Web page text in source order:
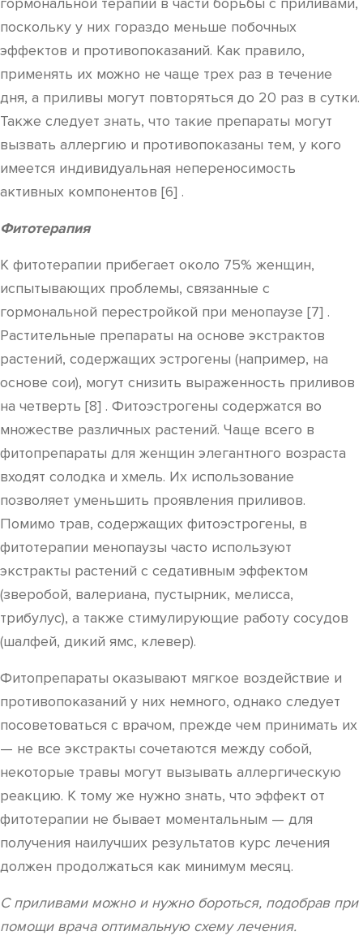
поскольку у них гораздо меньше побочных
эффектов и противопоказаний. Как правило,
применять их можно не чаще трех раз в течение
дня, а приливы могут повторяться до 20 раз в сутки.
Также следует знать, что такие препараты могут
вызвать аллергию и противопоказаны тем, у кого
имеется индивидуальная непереносимость
активных компонентов [6] .
Фитотерапия
К фитотерапии прибегает около 75% женщин,
испытывающих проблемы, связанные с
гормональной перестройкой при менопаузе [7] .
Растительные препараты на основе экстрактов
растений, содержащих эстрогены (например, на
основе сои), могут снизить выраженность приливов
на четверть [8] . Фитоэстрогены содержатся во
множестве различных растений. Чаще всего в
фитопрепараты для женщин элегантного возраста
входят солодка и хмель. Их использование
позволяет уменьшить проявления приливов.
Помимо трав, содержащих фитоэстрогены, в
фитотерапии менопаузы часто используют
экстракты растений с седативным эффектом
(зверобой, валериана, пустырник, мелисса,
трибулус), а также стимулирующие работу сосудов
(шалфей, дикий ямс, клевер).
Фитопрепараты оказывают мягкое воздействие и
противопоказаний у них немного, однако следует
посоветоваться с врачом, прежде чем принимать их
— не все экстракты сочетаются между собой,
некоторые травы могут вызывать аллергическую
реакцию. К тому же нужно знать, что эффект от
фитотерапии не бывает моментальным — для
получения наилучших результатов курс лечения
должен продолжаться как минимум месяц.
С приливами можно и нужно бороться, подобрав при
помощи врача оптимальную схему лечения.